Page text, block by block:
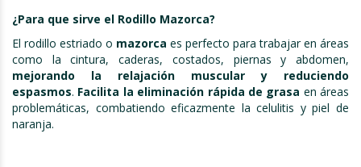
¿Para que sirve el Rodillo Mazorca?
El rodillo estriado o mazorca es perfecto para trabajar en áreas
como la cintura, caderas, costados, piernas y abdomen,
mejorando la relajación muscular y reduciendo
espasmos. Facilita la eliminación rápida de grasa en áreas
problemáticas, combatiendo eficazmente la celulitis y piel de
naranja.